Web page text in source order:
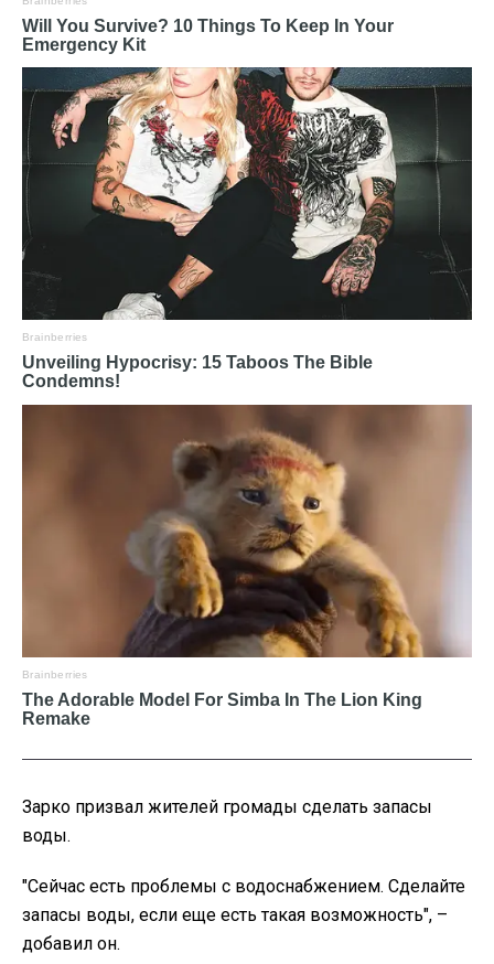
Зарко призвал жителей громады сделать запасы
воды.
"Сейчас есть проблемы с водоснабжением. Сделайте
запасы воды, если еще есть такая возможность", –
добавил он.